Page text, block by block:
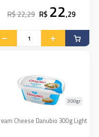
R$ 22,29 R$ 22,29
Cheese Danubio 300g Light
300gr